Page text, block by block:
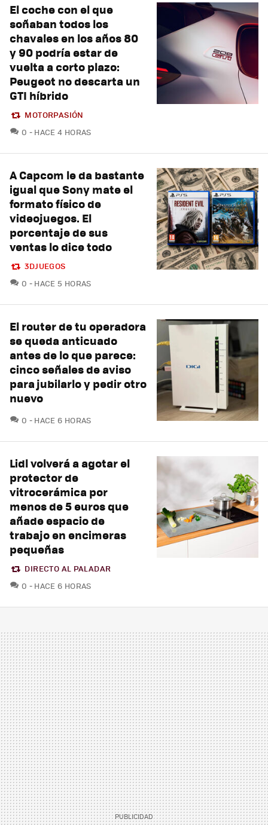
El coche con el que
soñaban todos los
chavales en los años 80
y 90 podría estar de
vuelta a corto plazo:
Peugeot no descarta un
GTI híbrido
MOTORPASIÓN
0 COMENTARIOS
HACE 4 HORAS
A Capcom le da bastante
igual que Sony mate el
formato físico de
videojuegos. El
porcentaje de sus
ventas lo dice todo
3DJUEGOS
0 COMENTARIOS
HACE 5 HORAS
El router de tu operadora
se queda anticuado
antes de lo que parece:
cinco señales de aviso
para jubilarlo y pedir otro
nuevo
0 COMENTARIOS
HACE 6 HORAS
Lidl volverá a agotar el
protector de
vitrocerámica por
menos de 5 euros que
añade espacio de
trabajo en encimeras
pequeñas
DIRECTO AL PALADAR
0 COMENTARIOS
HACE 6 HORAS